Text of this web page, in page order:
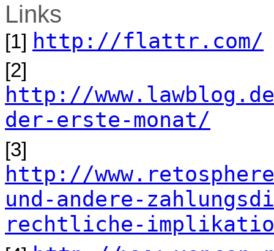
Links
[1] http://flattr.com/
[2]
http://
der-erste-monat/
[3]
http://
und-andere-
rechtliche-